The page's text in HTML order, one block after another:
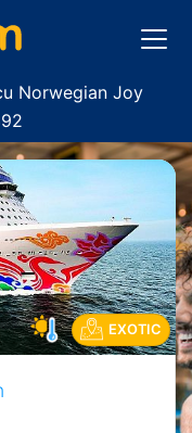
Norwegian Joy
EXOTIC